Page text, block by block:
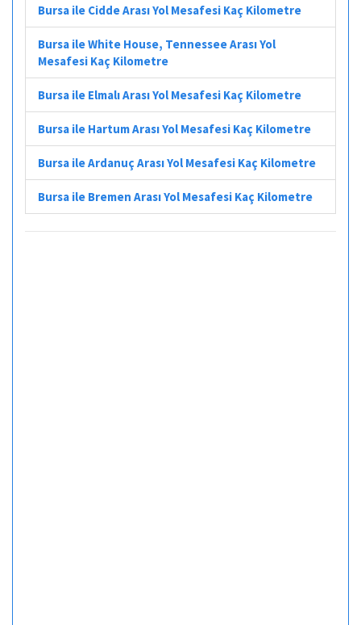
Bursa ile Cidde Arası Yol Mesafesi Kaç Kilometre
Bursa ile White House, Tennessee Arası Yol
Mesafesi Kaç Kilometre
Bursa ile Elmalı Arası Yol Mesafesi Kaç Kilometre
Bursa ile Hartum Arası Yol Mesafesi Kaç Kilometre
Bursa ile Ardanuç Arası Yol Mesafesi Kaç Kilometre
Bursa ile Bremen Arası Yol Mesafesi Kaç Kilometre